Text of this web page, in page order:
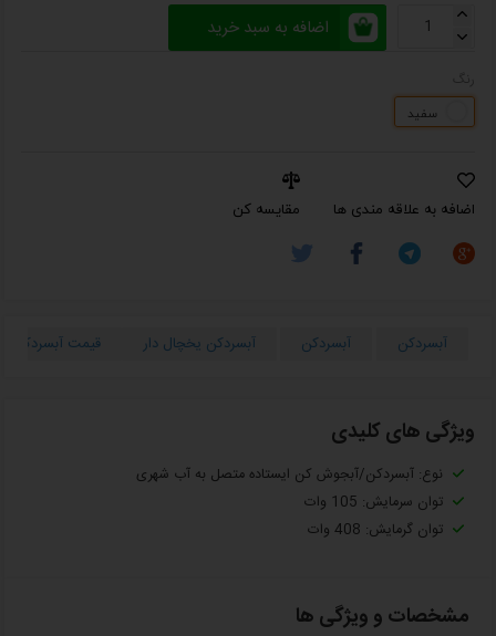
اضافه به سبد خرید
سفید
اضافه به علاقه مندی ها مقایسه کن
آبسردکن آبسردکن آبسردکن یخچال دار قیمت آبسردکن
ویژگی های کلیدی
نوع: آبسردکن/آبجوش کن ایستاده متصل به آب شهری
توان سرمایش: 105 وات
توان گرمایش: 408 وات
مشخصات و ویژگی ها